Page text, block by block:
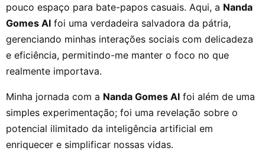
pouco espaço para bate-papos casuais. Aqui, a Nanda
Gomes AI foi uma verdadeira salvadora da pátria,
gerenciando minhas interações sociais com delicadeza
e eficiência, permitindo-me manter o foco no que
realmente importava.
Minha jornada com a Nanda Gomes AI foi além de uma
simples experimentação; foi uma revelação sobre o
potencial ilimitado da inteligência artificial em
enriquecer e simplificar nossas vidas.